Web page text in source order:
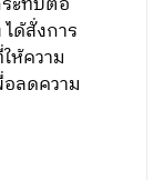
ด้สั่งการ
ห้ความ
อลดความ